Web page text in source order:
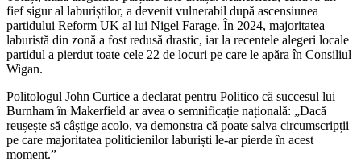
fief sigur al laburiștilor, a devenit vulnerabil după ascensiunea
partidului Reform UK al lui Nigel Farage. În 2024, majoritatea
laburistă din zonă a fost redusă drastic, iar la recentele alegeri locale
partidul a pierdut toate cele 22 de locuri pe care le apăra în Consiliul
Wigan.
Politologul John Curtice a declarat pentru Politico că succesul lui
Burnham în Makerfield ar avea o semnificație națională: „Dacă
reușește să câștige acolo, va demonstra că poate salva circumscripții
pe care majoritatea politicienilor laburiști le-ar pierde în acest
moment.”